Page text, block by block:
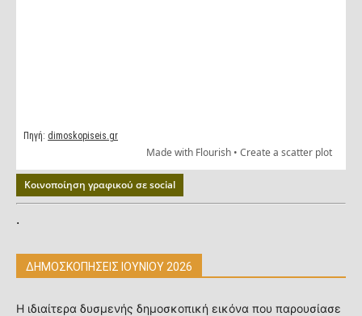
Κοινοποίηση γραφικού σε social
.
ΔΗΜΟΣΚΟΠΗΣΕΙΣ ΙΟΥΝΙΟΥ 2026
Η ιδιαίτερα δυσμενής δημοσκοπική εικόνα που παρουσίασε